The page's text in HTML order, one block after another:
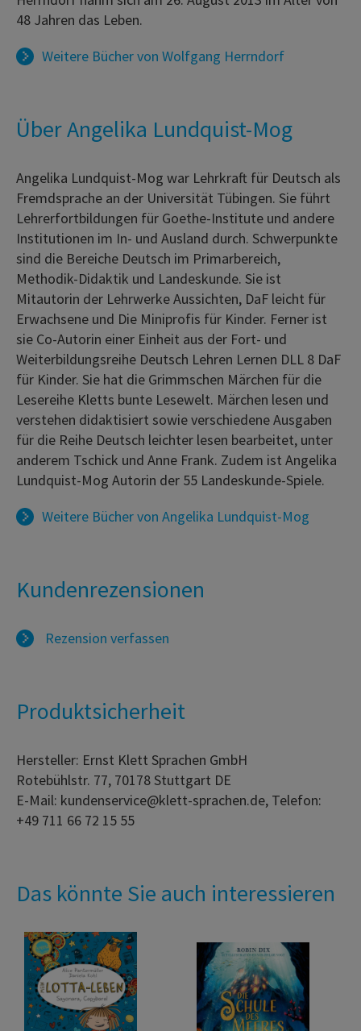
48 Jahren das Leben.
Weitere Bücher von Wolfgang Herrndorf
Über Angelika Lundquist-Mog
Angelika Lundquist-Mog war Lehrkraft für Deutsch als
Fremdsprache an der Universität Tübingen. Sie führt
Lehrerfortbildungen für Goethe-Institute und andere
Institutionen im In- und Ausland durch. Schwerpunkte
sind die Bereiche Deutsch im Primarbereich,
Methodik-Didaktik und Landeskunde. Sie ist
Mitautorin der Lehrwerke Aussichten, DaF leicht für
Erwachsene und Die Miniprofis für Kinder. Ferner ist
sie Co-Autorin einer Einheit aus der Fort- und
Weiterbildungsreihe Deutsch Lehren Lernen DLL 8 DaF
für Kinder. Sie hat die Grimmschen Märchen für die
Lesereihe Kletts bunte Lesewelt. Märchen lesen und
verstehen didaktisiert sowie verschiedene Ausgaben
für die Reihe Deutsch leichter lesen bearbeitet, unter
anderem Tschick und Anne Frank. Zudem ist Angelika
Lundquist-Mog Autorin der 55 Landeskunde-Spiele.
Weitere Bücher von Angelika Lundquist-Mog
Kundenrezensionen
Rezension verfassen
Produktsicherheit
Hersteller: Ernst Klett Sprachen GmbH
Rotebühlstr. 77, 70178 Stuttgart DE
E-Mail: kundenservice@klett-sprachen.de, Telefon:
+49 711 66 72 15 55
Das könnte Sie auch interessieren